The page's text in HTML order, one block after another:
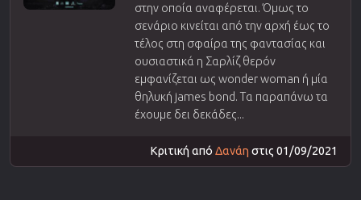
στην οποία αναφέρεται. Όμως το
σενάριο κινείται από την αρχή έως το
τέλος στη σφαίρα της φαντασίας και
ουσιαστικά η Σαρλίζ θερόν
εμφανίζεται ως wonder woman ή μία
θηλυκή james bond. Τα παραπάνω τα
έχουμε δει δεκάδες...
Κριτική από Δανάη στις 01/09/2021